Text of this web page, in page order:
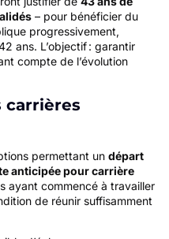
– pour bénéficier du
progressivement,
ans. L’objectif : garantir
compte de l’évolution
carrières
permettant un départ
anticipée pour carrière
ayant commencé à travailler
de réunir suffisamment